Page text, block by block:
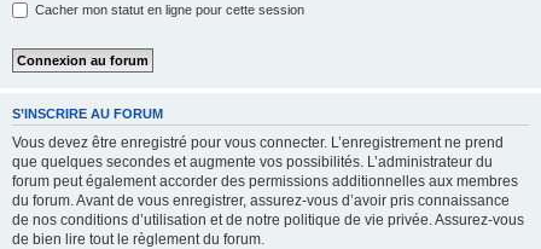
Cacher mon statut en ligne pour cette session
S’INSCRIRE AU FORUM
Vous devez être enregistré pour vous connecter. L’enregistrement ne prend
que quelques secondes et augmente vos possibilités. L’administrateur du
forum peut également accorder des permissions additionnelles aux membres
du forum. Avant de vous enregistrer, assurez-vous d’avoir pris connaissance
de nos conditions d’utilisation et de notre politique de vie privée. Assurez-vous
de bien lire tout le règlement du forum.